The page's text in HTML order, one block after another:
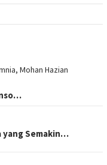
yang Semakin…